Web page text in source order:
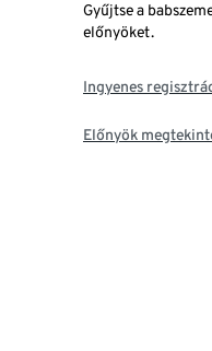
Gyűjtse a
előnyöket.
Ingyenes
Előnyök